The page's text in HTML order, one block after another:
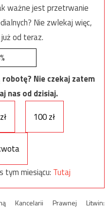
ważne jest przetrwanie
Nie zwlekaj więc,
od teraz.
Nie czekaj zatem
nas od dzisiaj.
100 zł
tym miesiącu: Tutaj
Kancelarii Prawnej Litwin: